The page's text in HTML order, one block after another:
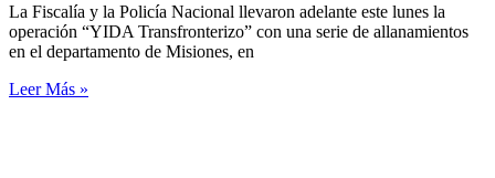
La Fiscalía y la Policía Nacional llevaron adelante este lunes la
operación “YIDA Transfronterizo” con una serie de allanamientos
en el departamento de Misiones, en
Leer Más »